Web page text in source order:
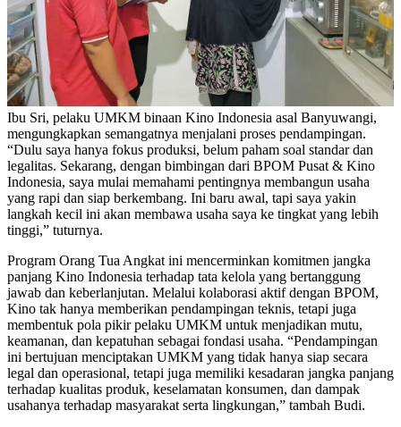
Ibu Sri, pelaku UMKM binaan Kino Indonesia asal Banyuwangi,
mengungkapkan semangatnya menjalani proses pendampingan.
“Dulu saya hanya fokus produksi, belum paham soal standar dan
legalitas. Sekarang, dengan bimbingan dari BPOM Pusat & Kino
Indonesia, saya mulai memahami pentingnya membangun usaha
yang rapi dan siap berkembang. Ini baru awal, tapi saya yakin
langkah kecil ini akan membawa usaha saya ke tingkat yang lebih
tinggi,” tuturnya.
Program Orang Tua Angkat ini mencerminkan komitmen jangka
panjang Kino Indonesia terhadap tata kelola yang bertanggung
jawab dan keberlanjutan. Melalui kolaborasi aktif dengan BPOM,
Kino tak hanya memberikan pendampingan teknis, tetapi juga
membentuk pola pikir pelaku UMKM untuk menjadikan mutu,
keamanan, dan kepatuhan sebagai fondasi usaha. “Pendampingan
ini bertujuan menciptakan UMKM yang tidak hanya siap secara
legal dan operasional, tetapi juga memiliki kesadaran jangka panjang
terhadap kualitas produk, keselamatan konsumen, dan dampak
usahanya terhadap masyarakat serta lingkungan,” tambah Budi.